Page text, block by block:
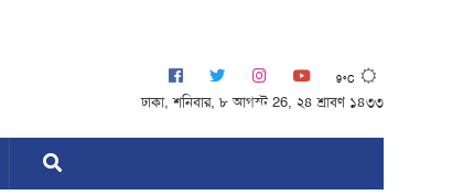
9°C
ঢাকা, শনিবার, ৮ আগস্ট 26, ২৪ শ্রাবণ ১৪৩৩